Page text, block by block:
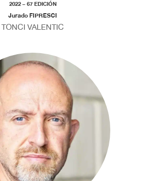
2022 – 67 EDICIÓN
Jurado FIPRESCI
TONCI VALENTIC